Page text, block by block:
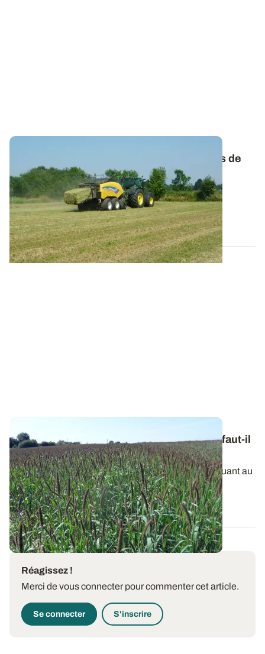
Comprendre l’origine et les conséquences de
l’échauffement du foin
Attention aux foins récoltés humides, ils sont
particulièrement sensibles à l’échauffement...
05 JUIN 2025
Moissons précoces et stocks fourragers : faut-il
en profiter pour cultiver une dérobée ?
La sécheresse se prolonge et l’inquiétude grandit quant au
potentiel de récolte espéré...
09 JUILL. 2026
Réagissez !
Merci de vous connecter pour commenter cet article.
Se connecter S'inscrire